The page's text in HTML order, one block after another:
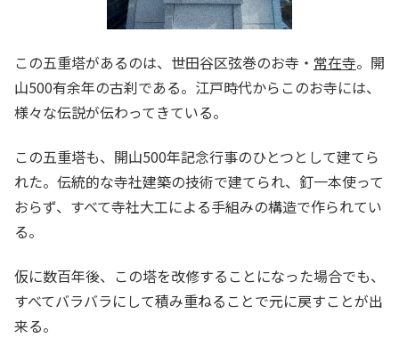
この五重塔があるのは、世田谷区弦巻のお寺・ 常在寺。開
山500有余年の古刹である。江戸時代からこのお寺には、
様々な伝説が伝わってきている。
この五重塔も、開山500年記念行事のひとつとして建てら
れた。伝統的な寺社建築の技術で建てられ、釘一本使って
おらず、すべて寺社大工による手組みの構造で作られてい
る。
仮に数百年後、この塔を改修することになった場合でも、
すべてバラバラにして積み重ねることで元に戻すことが出
来る。